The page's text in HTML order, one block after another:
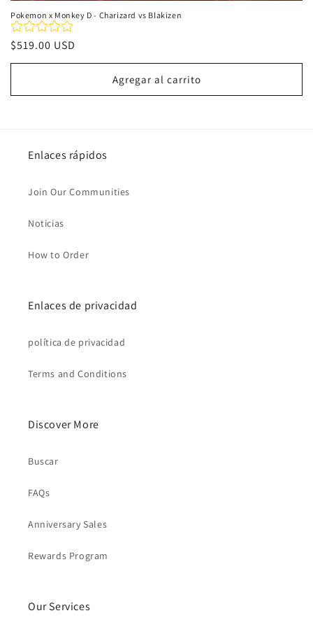
Pokemon x Monkey D - Charizard vs Blakizen
Precio
habitual
$519.00 USD
Agregar al carrito
Enlaces rápidos
Join Our Communities
Noticias
How to Order
Enlaces de privacidad
política de privacidad
Terms and Conditions
Discover More
Buscar
FAQs
Anniversary Sales
Rewards Program
Our Services